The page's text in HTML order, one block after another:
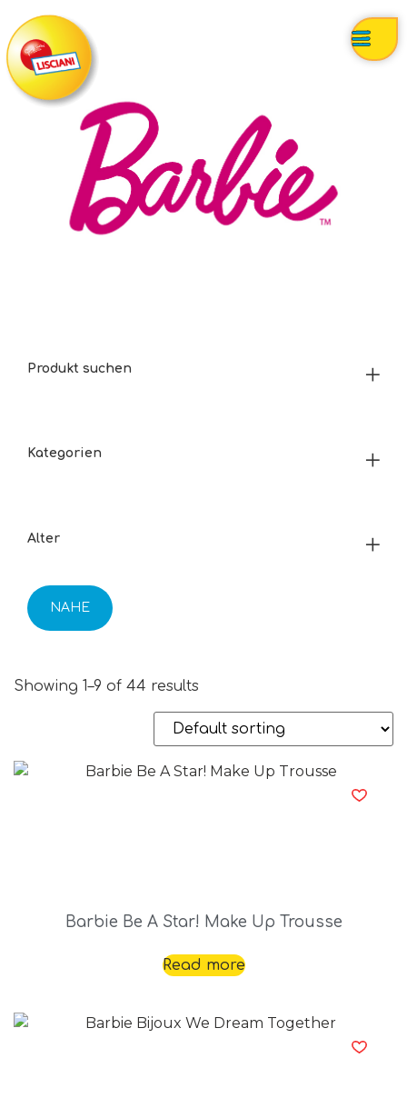
Produkt suchen
Kategorien
Alter
NAHE
Showing 1–9 of 44 results
Barbie Be A Star! Make Up Trousse
Read more